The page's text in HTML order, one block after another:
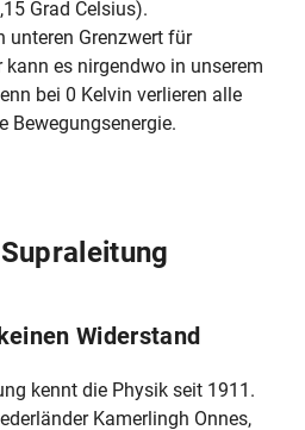
Grad Celsius).
unteren Grenzwert für
kann es nirgendwo in unserem
bei 0 Kelvin verlieren alle
Bewegungsenergie.
Widerstand
kennt die Physik seit 1911.
Kamerlingh Onnes,